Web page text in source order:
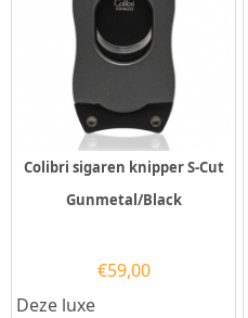
Colibri sigaren knipper S-Cut
Gunmetal/Black
€59,00
Deze luxe